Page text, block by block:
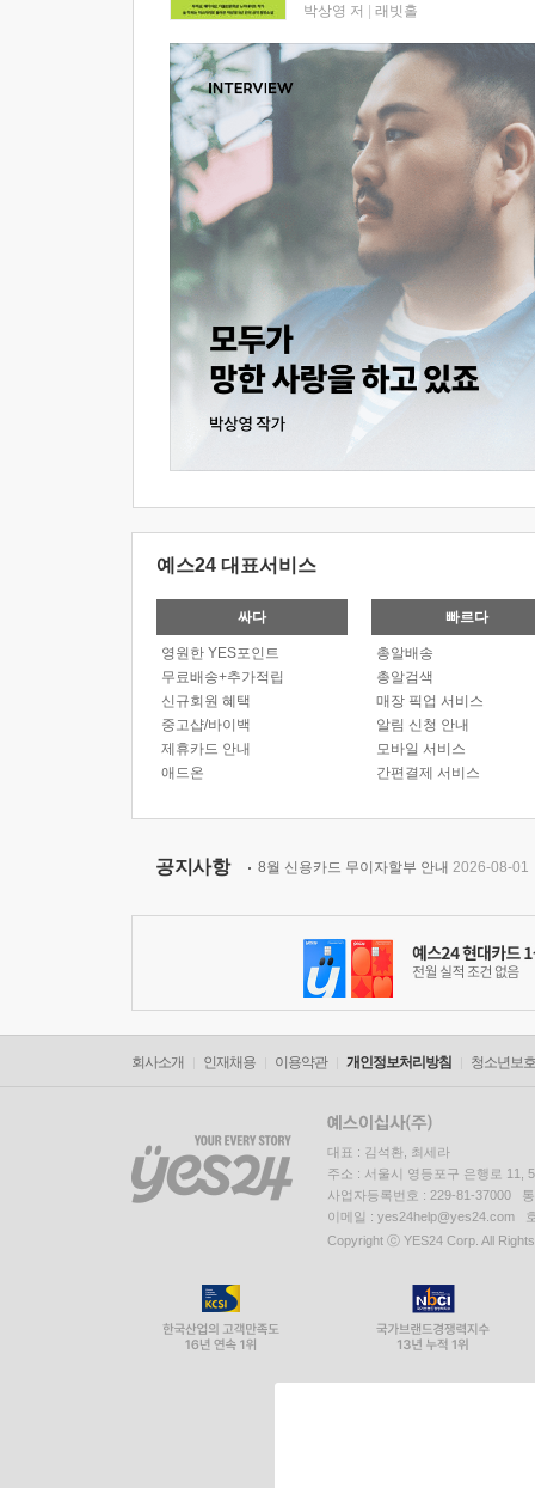
박상영 저 래빗홀
예스24 대표서비스
싸다
영원한 YES포인트
무료배송+추가적립
신규회원 혜택
중고샵/바이백
제휴카드 안내
애드온
빠르다
총알배송
총알검색
매장 픽업 서비스
알림 신청 안내
모바일 서비스
간편결제 서비스
공지사항 8월 신용카드 무이자할부 안내 2026-08-01
회사소개 인재채용 이용약관 개인정보처리방침 청소년보
대표 : 김석환, 최세라
주소 : 서울시 영등포구 은행로 11,
사업자등록번호 : 229-81-37000
이메일 : yes24help@yes24.com
Copyright ⓒ YES24 Corp. All